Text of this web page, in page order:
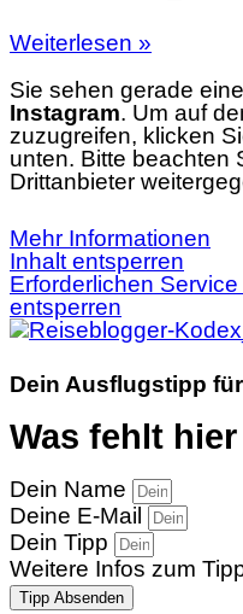
Weiterlesen »
Sie sehen gerade
Instagram. Um auf
zuzugreifen, klicken
unten. Bitte beachten
Drittanbieter
Mehr Informationen
Inhalt entsperren
Erforderlichen
entsperren
Dein Ausflugstipp
Was fehlt
Dein Name
Deine E-Mail
Dein Tipp
Weitere Infos zum
Tipp Absenden